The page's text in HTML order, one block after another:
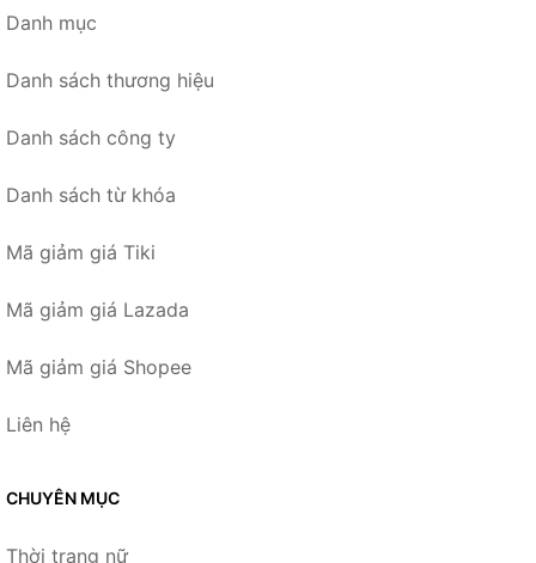
Danh mục
Danh sách thương hiệu
Danh sách công ty
Danh sách từ khóa
Mã giảm giá Tiki
Mã giảm giá Lazada
Mã giảm giá Shopee
Liên hệ
CHUYÊN MỤC
Thời trang nữ